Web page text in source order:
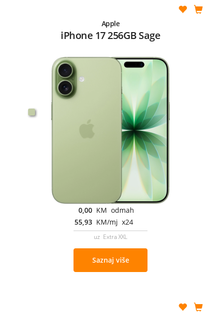
Apple
iPhone 17 256GB Sage
0,00 KM odmah
55,93 KM/mj x24
uz Extra XXL
Saznaj više